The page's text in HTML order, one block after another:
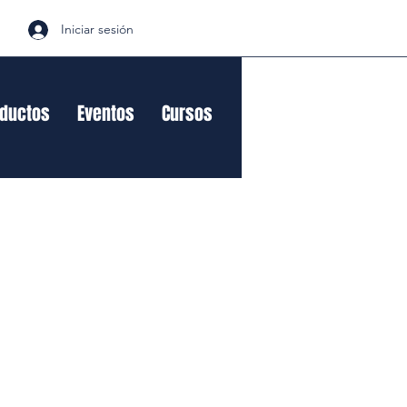
Iniciar sesión
Eventos Cursos